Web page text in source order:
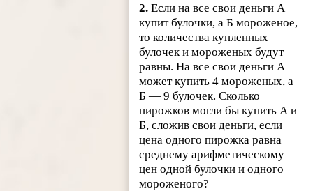
2. Если на все свои деньги А
купит булочки, а Б мороженое,
то количества купленных
булочек и мороженых будут
равны. На все свои деньги А
может купить 4 мороженых, а
Б — 9 булочек. Сколько
пирожков могли бы купить А и
Б, сложив свои деньги, если
цена одного пирожка равна
среднему арифметическому
цен одной булочки и одного
мороженого?